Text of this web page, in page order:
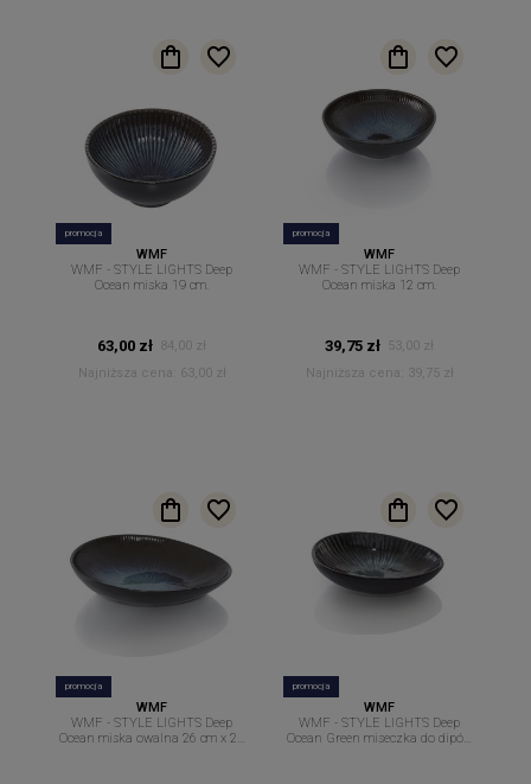
promocja
WMF
WMF - STYLE LIGHTS Deep
Ocean miska 19 cm.
63,00 zł
84,00 zł
Najniższa cena:
63,00 zł
promocja
WMF
WMF - STYLE LIGHTS Deep
Ocean miska 12 cm.
39,75 zł
53,00 zł
Najniższa cena:
39,75 zł
promocja
WMF
WMF - STYLE LIGHTS Deep
Ocean miska owalna 26 cm x 23
promocja
WMF
WMF - STYLE LIGHTS Deep
Ocean Green miseczka do dipów